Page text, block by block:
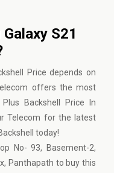
S21
Price depends on
offers the most
Backshell Price In
Telecom for the latest
today!
No- 93, Basement-2,
Panthapath to buy this